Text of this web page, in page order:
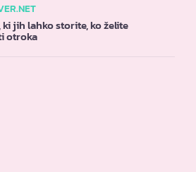
ki jih lahko storite, ko želite
otroka